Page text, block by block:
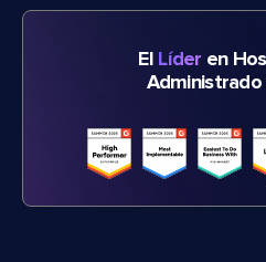
El Líder en
Administrado